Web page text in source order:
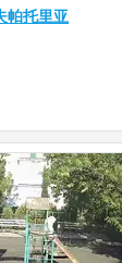
帕托里亚